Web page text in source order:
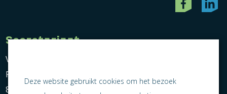
Secretariaat
Vereniging Ondernemend Sneek
Postbus 464
8600 AL Sneek
Deze website gebruikt cookies om het bezoek